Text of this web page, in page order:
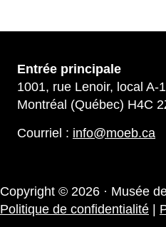
Entrée principale
1001, rue Lenoir, local A-
Montréal (Québec) H4C
Courriel : info@moeb.ca
Copyright © 2026 · Musée
Politique de confidentialité